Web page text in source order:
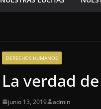
DERECHOS HUMANOS
La verdad
junio 13, 2019 admin